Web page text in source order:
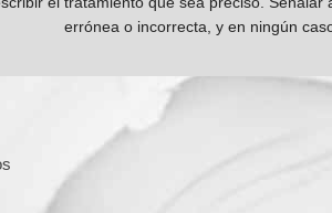
errónea o incorrecta, y en ningún